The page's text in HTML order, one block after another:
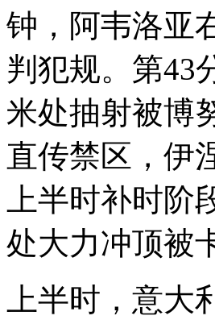
钟，阿韦洛亚
判犯规。第43
米处抽射被博
直传禁区，伊
上半时补时
处大力冲顶被
上半时，意